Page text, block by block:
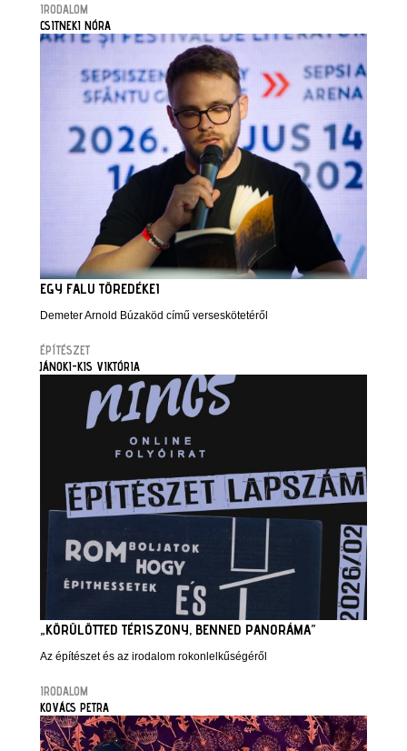
IRODALOM
CSITNEKI NÓRA
EGY FALU TÖREDÉKEI
Demeter Arnold Búzaköd című verseskötetéről
ÉPÍTÉSZET
JÁNOKI-KIS VIKTÓRIA
„KÖRÜLÖTTED TÉRISZONY, BENNED PANORÁMA”
Az építészet és az irodalom rokonlelkűségéről
IRODALOM
KOVÁCS PETRA